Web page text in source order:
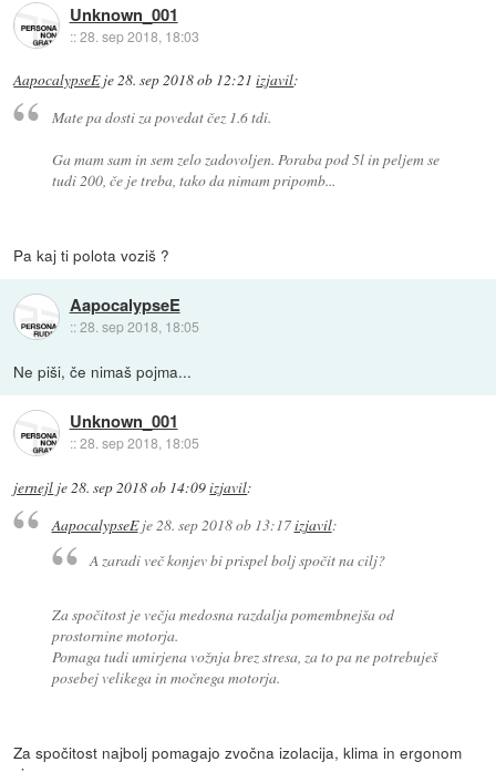
Unknown_001
::28. sep 2018, 18:03
AapocalypseEje28. sep 2018 ob 12:21 izjavil:
Mate pa dosti za povedat čez 1.6 tdi.
Ga mam sam in sem zelo zadovoljen. Poraba pod 5l in peljem se
tudi 200, če je treba, tako da nimam pripomb...
Pa kaj ti polota voziš ?
AapocalypseE
::28. sep 2018, 18:05
Ne piši, če nimaš pojma...
Unknown_001
::28. sep 2018, 18:05
jernejl je28. sep 2018 ob 14:09izjavil:
AapocalypseEje 28. sep 2018 ob 13:17izjavil:
A zaradi več konjev bi prispel bolj spočit na cilj?
Za spočitost je večja medosna razdalja pomembnejša od
prostornine motorja.
Pomaga tudi umirjena vožnja brez stresa, za to pa ne potrebuješ
posebej velikega in močnega motorja.
Za spočitost najbolj pomagajo zvočna izolacija, klima in ergonom